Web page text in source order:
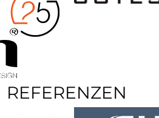
REFERENZEN